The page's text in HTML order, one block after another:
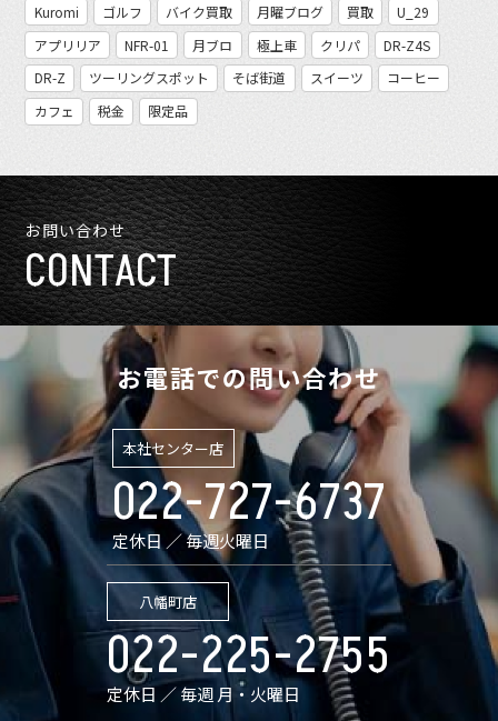
Kuromi
ゴルフ バイク買取 月曜ブログ 買取
U_29
アプリリア
NFR-01 月ブロ 極上車 クリパ
DR-Z4S
DR-Z
ツーリングスポット そば街道 スイーツ
コーヒー
カフェ
税金 限定品
お問い合わせ
CONTACT
お電話での問い合わせ
本社センター店
022-727-6737
定休日 ／ 毎週火曜日
八幡町店
022-225-2755
定休日 ／ 毎週 月・火曜日